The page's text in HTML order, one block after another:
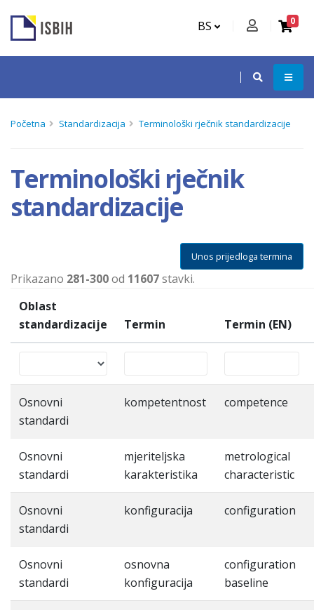
BS 0
Početna Standardizacija Terminološki rječnik standardizacije
Terminološki rječnik
standardizacije
Unos prijedloga termina
Prikazano 281-300od 11607stavki.
Oblast
standardizacije
Termin Termin (EN)
Osnovni
standardi
kompetentnost competence
Osnovni
standardi
mjeriteljska
karakteristika
metrological
characteristic
Osnovni
standardi
konfiguracija configuration
Osnovni
standardi
osnovna
konfiguracija
configuration
baseline